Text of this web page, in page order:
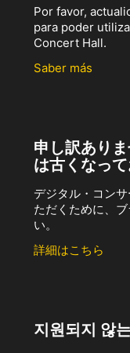
Por favor,
para poder
Concert Hall.
Saber más
申し訳あり
は古くなっ
デジタル・コン
ただくために、
い。
詳細はこちら
지원되지 않